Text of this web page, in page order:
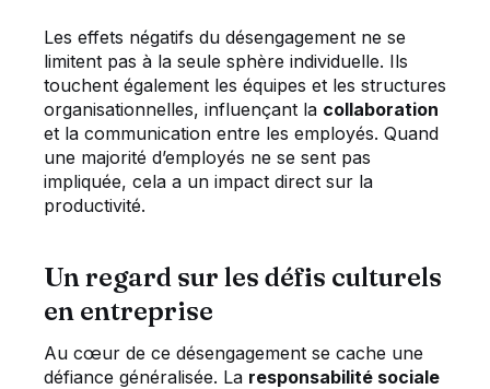
Les effets négatifs du désengagement ne se
limitent pas à la seule sphère individuelle. Ils
touchent également les équipes et les structures
organisationnelles, influençant la collaboration
et la communication entre les employés. Quand
une majorité d’employés ne se sent pas
impliquée, cela a un impact direct sur la
productivité.
Un regard sur les défis culturels
en entreprise
Au cœur de ce désengagement se cache une
défiance généralisée. La responsabilité sociale